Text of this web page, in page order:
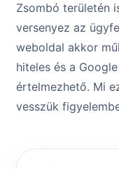
Zsombó területén
versenyez az
weboldal akkor
hiteles és a
értelmezhető. Mi
vesszük